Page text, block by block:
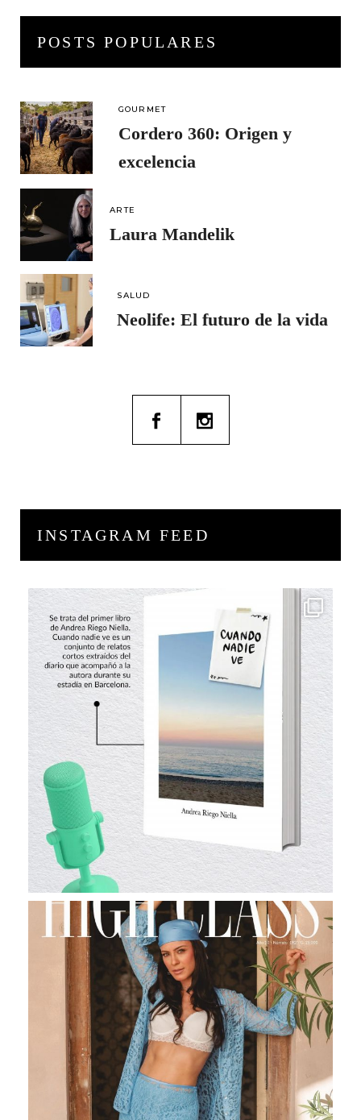
POSTS POPULARES
GOURMET
Cordero 360: Origen y
excelencia
ARTE
Laura Mandelik
SALUD
Neolife: El futuro de la vida
INSTAGRAM FEED